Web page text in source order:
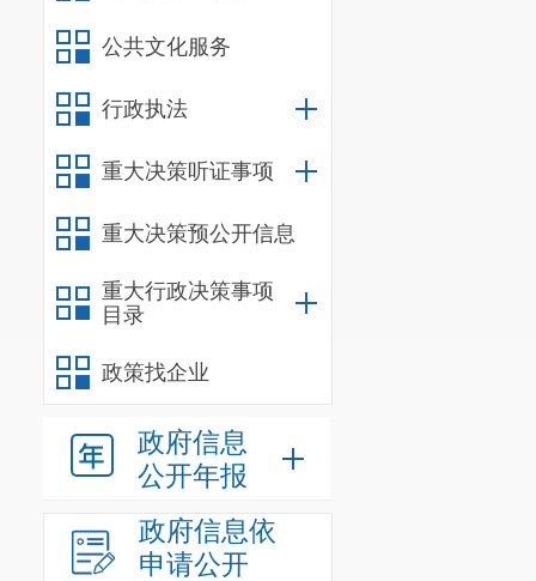
公共文化服务
行政执法
重大决策听证事项
重大决策预公开信息
重大行政决策事项
目录
政策找企业
政府信息
公开年报
政府信息依
申请公开